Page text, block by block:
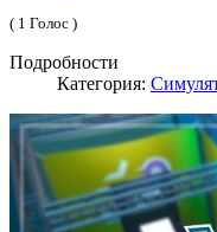
( 1 Голос )
Подробности
Категория: